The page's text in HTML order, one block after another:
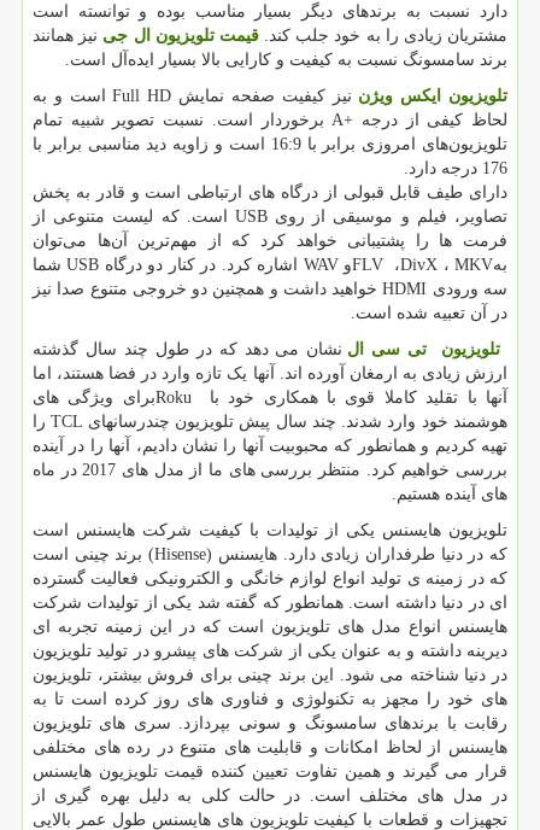
دارد نسبت به برندهای دیگر بسیار مناسب بوده و توانسته است
مشتریان زیادی را به خود جلب کند.قیمتتلویزیون ال جی نیز همانند
برند سامسونگ نسبت به کیفیت و کارایی بالا بسیار ایده‌آل است.
تلویزیون ایکس ویژن نیز کیفیت صفحه نمایش Full HD است و به
لحاظ کیفی از درجه A+ برخوردار است. نسبت تصویر شبیه تمام
تلویزیون‌های امروزی برابر با 16:9 است و زاویه دید مناسبی برابر با
176 درجه دارد.
دارای طیف قابل قبولی از درگاه های ارتباطی است و قادر به پخش
تصاویر، فیلم و موسیقی از روی USB است. که لیست متنوعی از
فرمت ها را پشتیبانی خواهد کرد که از مهم‌ترین آن‌ها می‌توان
بهMKV ، DivX، FLVو WAV اشاره کرد. در کنار دو درگاه USB شما
سه ورودی HDMI خواهید داشت و همچنین دو خروجی متنوع صدا نیز
در آن تعبیه شده است.
تلویزیون تی سی ال نشان می دهد که در طول چند سال گذشته
ارزش زیادی به ارمغان آورده اند. آنها یک تازه وارد در فضا هستند، اما
آنها با تقلید کاملا قوی با همکاری خود با
Rokuبرای ویژگی های
هوشمند خود وارد شدند. چند سال پیش تلویزیون چندرسانهای TCL را
تهیه کردیم و همانطور که محبوبیت آنها را نشان دادیم، آنها را در آینده
بررسی خواهیم کرد. منتظر بررسی های ما از مدل های 2017 در ماه
های آینده هستیم.
تلویزیون هایسنس یکی از تولیدات با کیفیت شرکت هایسنس است
که در دنیا طرفداران زیادی دارد. هایسنس (Hisense) برند چینی است
که در زمینه ی تولید انواع لوازم خانگی و الکترونیکی فعالیت گسترده
ای در دنیا داشته است. همانطور که گفته شد یکی از تولیدات شرکت
هایسنس انواع مدل های تلویزیون است که در این زمینه تجربه ای
دیرینه داشته و به عنوان یکی از شرکت های پیشرو در تولید تلویزیون
در دنیا شناخته می شود. این برند چینی برای فروش بیشتر، تلویزیون
های خود را مجهز به تکنولوژی و فناوری های روز کرده است تا به
رقابت با برندهای سامسونگ و سونی بپردازد. سری های تلویزیون
هایسنس از لحاظ امکانات و قابلیت های متنوع در رده های مختلفی
قرار می گیرند و همین تفاوت تعیین کننده قیمت تلویزیون هایسنس
در مدل های مختلف است. در حالت کلی به دلیل بهره گیری از
تجهیزات و قطعات با کیفیت تلویزیون های هایسنس طول عمر بالایی